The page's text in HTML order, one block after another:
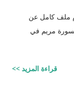
ملف كامل عن
مريم في
قراءة المزيد >>